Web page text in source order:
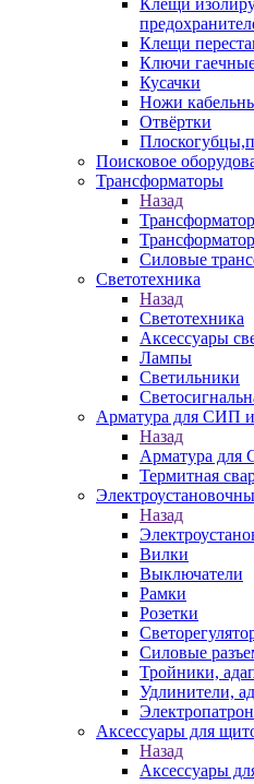
Клещи
Клещи
Ключи
Кусачки
Ножи
Отвёртки
Поисковое
Трансформаторы
Назад
Силовые
Светотехника
Назад
Светотехника
Аксессуары
Лампы
Светильники
Арматура для СИП
Назад
Арматура
Термитная
Назад
Вилки
Выключатели
Рамки
Розетки
Силовые
Тройники,
Удлинители,
Аксессуары для
Назад
Аксессуары